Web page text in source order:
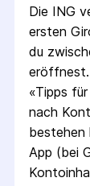
Die ING
ersten
du
eröffnest.
«Tipps
nach
bestehen
App (bei